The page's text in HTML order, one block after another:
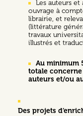
Les auteurs
ouvrage à
librairie, et
(littérature
travaux
illustrés et
Au minimum
totale
auteurs et/ou
Des projets